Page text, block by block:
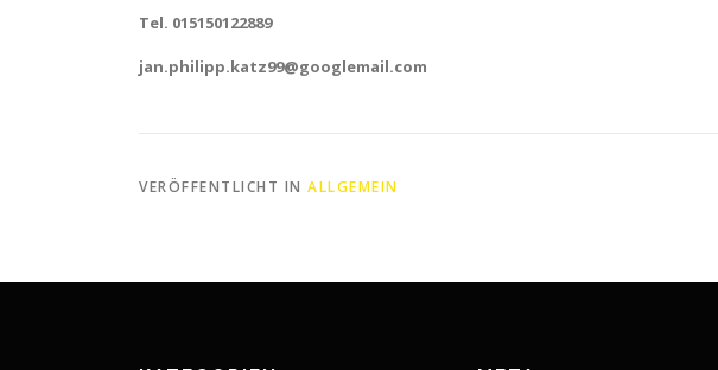
Tel. 015150122889
jan.philipp.katz99@googlemail.com
VERÖFFENTLICHT IN ALLGEMEIN